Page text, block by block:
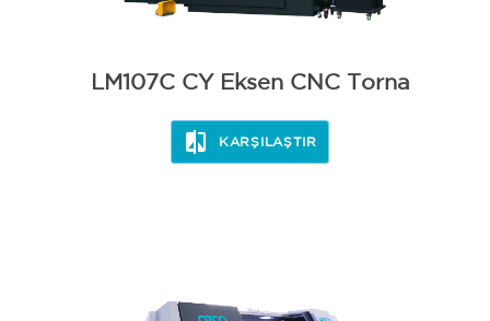
LM107C CY Eksen CNC Torna
KARŞILAŞTIR